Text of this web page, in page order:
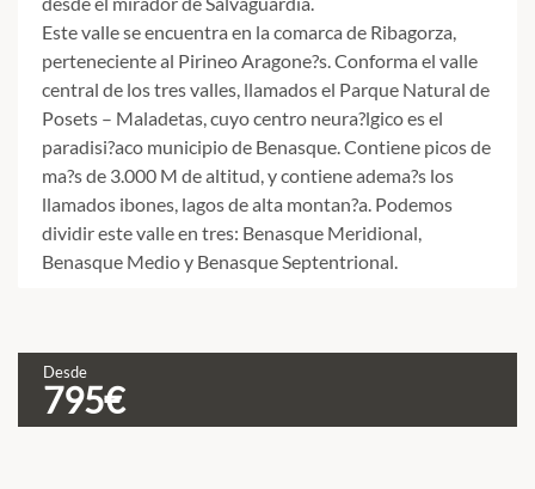
Este valle se encuentra en la comarca de Ribagorza,
perteneciente al Pirineo Aragone?s. Conforma el valle
central de los tres valles, llamados el Parque Natural de
Posets – Maladetas, cuyo centro neura?lgico es el
paradisi?aco municipio de Benasque. Contiene picos de
ma?s de 3.000 M de altitud, y contiene adema?s los
llamados ibones, lagos de alta montan?a. Podemos
dividir este valle en tres: Benasque Meridional,
Benasque Medio y Benasque Septentrional.
Desde
795€